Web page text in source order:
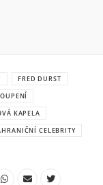
FRED DURST
KAPELA
CELEBRITY